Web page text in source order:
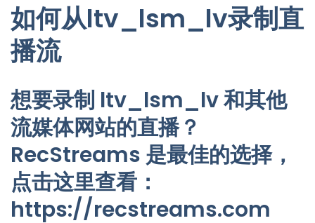
如何从ltv_lsm_lv录制直
播流
想要录制 ltv_lsm_lv 和其他
流媒体网站的直播？
RecStreams 是最佳的选择，
点击这里查看：
https://recstreams.com